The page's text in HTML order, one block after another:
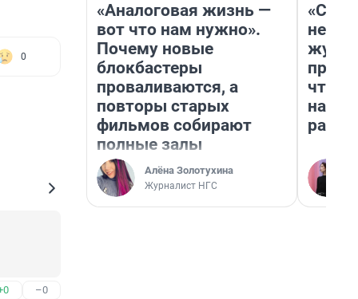
0
–0
«Аналоговая жизнь —
вот что нам нужно».
Почему новые
блокбастеры
проваливаются, а
повторы старых
фильмов собирают
полные залы
Алёна Золотухина
Журналист НГС
на
ради